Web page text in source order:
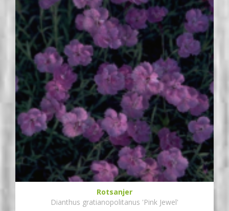
Rotsanjer
Dianthus gratianopolitanus 'Pink Jewel'